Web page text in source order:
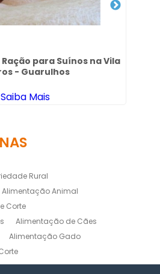
para Suínos na Vila
- Guarulhos
Saiba Mais
Rural
Alimentação Animal
Corte
Alimentação de Cães
Alimentação Gado
Alimentação Natural Cães